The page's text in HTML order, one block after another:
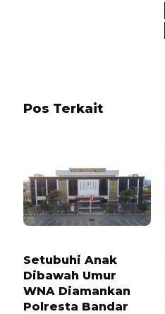
Pos Terkait
Setubuhi Anak
Dibawah Umur
WNA Diamankan
Polresta Bandar